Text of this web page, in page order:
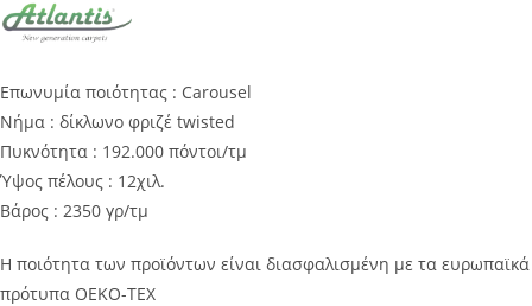
Επωνυμία ποιότητας : Carousel
Νήμα : δίκλωνο φριζέ twisted
Πυκνότητα : 192.000 πόντοι/τμ
Ύψος πέλους : 12χιλ.
Βάρος : 2350 γρ/τμ
Η ποιότητα των προϊόντων είναι διασφαλισμένη με τα ευρωπαϊκά
πρότυπα OEKO-TEX